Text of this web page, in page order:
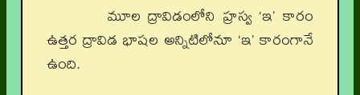
మూల ద్రావిడంలోని హ్రస్వ ‘ఇ’ కారం
ఉత్తర ద్రావిడ భాషల అన్నిటిలోనూ ‘ఇ’ కారంగానే
ఉంది.